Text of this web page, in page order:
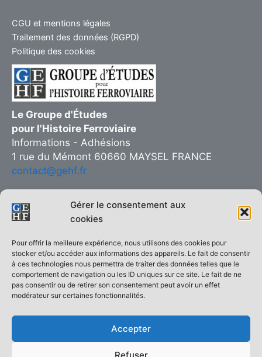
Gérer le consentement aux
cookies
Pour offrir la meilleure expérience, nous utilisons des cookies pour
stocker et/ou accéder aux informations des appareils. Le fait de consentir
à ces technologies nous permettra de traiter des données telles que le
comportement de navigation ou les ID uniques sur ce site. Le fait de ne
pas consentir ou de retirer son consentement peut avoir un effet
modérateur sur certaines fonctionnalités.
Accepter
Refuser
CGU et mentions légales
Traitement des données (RGPD)
Politique des cookies
Le Groupe d'Études
pour l'Histoire Ferroviaire
Informations - Adhésions
1 rue du Mémont 60660 MAYSEL FRANCE
contact@gehf.fr
Copie interdite © 2026 Groupe d’Études pour l’Histoire Ferroviaire
| Réalisé surThème WordPress Astra
ACCUEIL
Le GEHF en quelques mots
Qui sommes-nous ?
Demande d’adhésion
La revue Histoire Ferroviaire
Les monographies